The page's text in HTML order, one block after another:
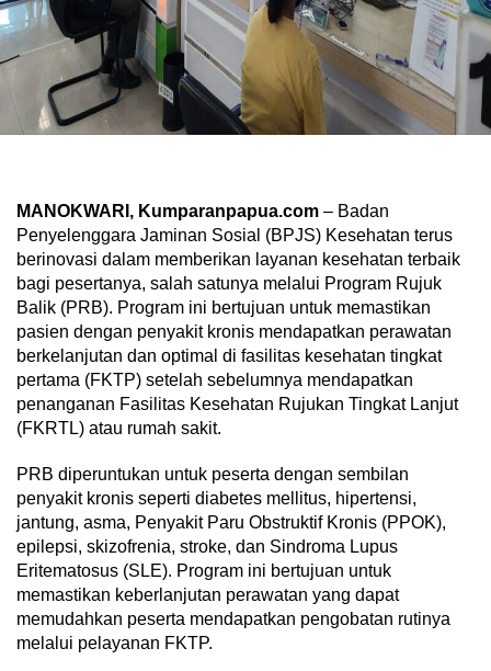
MANOKWARI, Kumparanpapua.com – Badan
Penyelenggara Jaminan Sosial (BPJS) Kesehatan terus
berinovasi dalam memberikan layanan kesehatan terbaik
bagi pesertanya, salah satunya melalui Program Rujuk
Balik (PRB). Program ini bertujuan untuk memastikan
pasien dengan penyakit kronis mendapatkan perawatan
berkelanjutan dan optimal di fasilitas kesehatan tingkat
pertama (FKTP) setelah sebelumnya mendapatkan
penanganan Fasilitas Kesehatan Rujukan Tingkat Lanjut
(FKRTL) atau rumah sakit.
PRB diperuntukan untuk peserta dengan sembilan
penyakit kronis seperti diabetes mellitus, hipertensi,
jantung, asma, Penyakit Paru Obstruktif Kronis (PPOK),
epilepsi, skizofrenia, stroke, dan Sindroma Lupus
Eritematosus (SLE). Program ini bertujuan untuk
memastikan keberlanjutan perawatan yang dapat
memudahkan peserta mendapatkan pengobatan rutinya
melalui pelayanan FKTP.